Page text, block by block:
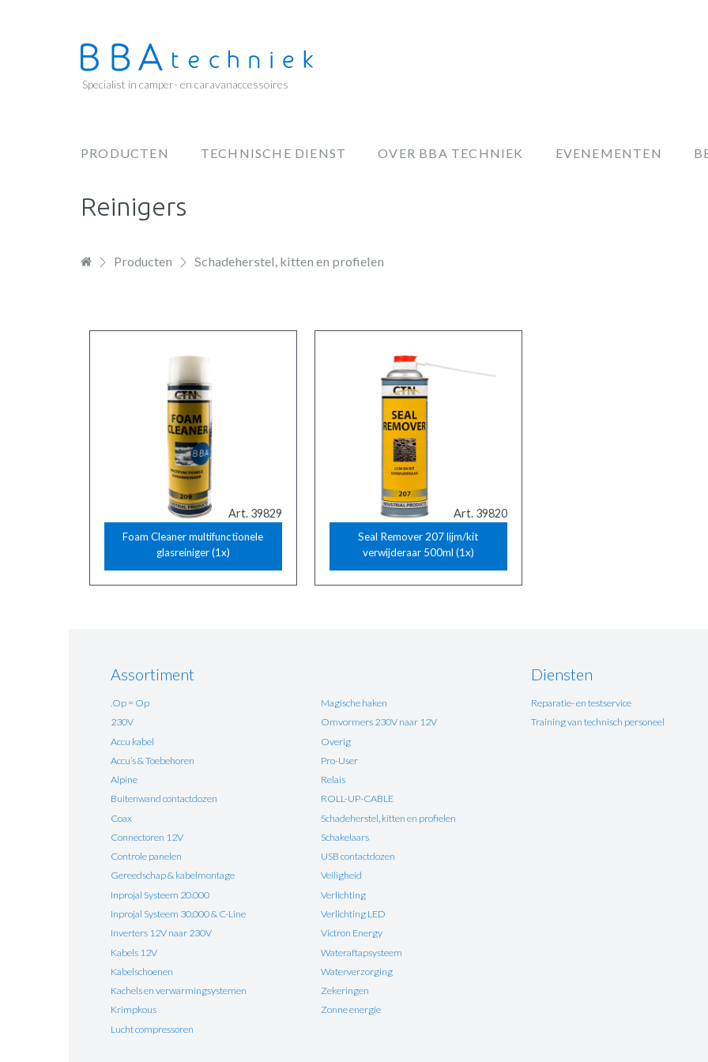
Specialist in camper- en caravanaccessoires
PRODUCTEN TECHNISCHE DIENST OVER BBA TECHNIEK EVENEMENTEN
Reinigers
Producten Schadeherstel, kitten en profielen
Art. 39829
Foam Cleaner multifunctionele
glasreiniger (1x)
Art. 39820
Seal Remover 207 lijm/kit
verwijderaar 500ml (1x)
Assortiment
.Op = Op
230V
Accu kabel
Accu’s & Toebehoren
Alpine
Buitenwand contactdozen
Coax
Connectoren 12V
Controle panelen
Gereedschap & kabelmontage
Inprojal Systeem 20.000
Inprojal Systeem 30.000 & C-Line
Inverters 12V naar 230V
Kabels 12V
Kabelschoenen
Kachels en verwarmingsystemen
Krimpkous
Lucht compressoren
Magische haken
Omvormers 230V naar 12V
Overig
Pro-User
Relais
ROLL-UP-CABLE
Schadeherstel, kitten en profielen
Schakelaars
USB contactdozen
Veiligheid
Verlichting
Verlichting LED
Victron Energy
Wateraftapsysteem
Waterverzorging
Zekeringen
Zonne energie
Diensten
Reparatie- en testservice
Training van technisch personeel